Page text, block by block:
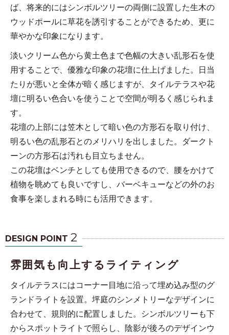
ば、将来的にはシンボルツリーの両側に設置した生木の
ウッドポールに草花を誘引することができるため、更に
華やかな印象になります。
淡いクリーム色から黄土色まで色幅の大きい乱形石を使
用することで、優雅な印象の花壇に仕上げました。日当
たりが悪いと全体が暗く感じますが、タイルテラスや花
壇に明るい色合いを使うことで空間が明るく感じられま
す。
花壇の上部には笠木として暗い色の方形石を取り付け、
明るい色の乱形石とのメリハリを出しました。ダークト
ーンの方形石は汚れも目立ちません。
この花壇はベンチとしても使用できるので、腰をかけて
植物を眺めても良いですし、バーベキューなどの外のお
食事を楽しまれる時にも活用できます。
DESIGN POINT 2
雰囲気も向上するライティング
タイルテラスにはコーナー目地に沿って埋め込み型のグ
ランドライトを設置。坪庭のシンメトリーなデザインに
合わせて、規則的に配置しました。シンボルツリーも下
からスポットライトで照らし、陰影が後ろのデザインウ